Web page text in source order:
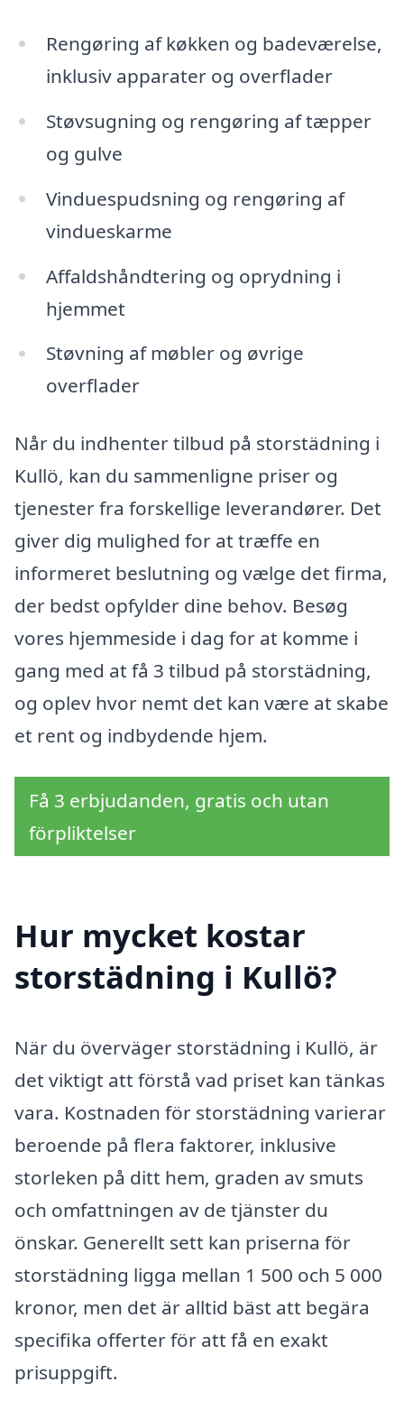
Rengøring af køkken og badeværelse,
inklusiv apparater og overflader
Støvsugning og rengøring af tæpper
og gulve
Vinduespudsning og rengøring af
vindueskarme
Affaldshåndtering og oprydning i
hjemmet
Støvning af møbler og øvrige
overflader
Når du indhenter tilbud på storstädning i
Kullö, kan du sammenligne priser og
tjenester fra forskellige leverandører. Det
giver dig mulighed for at træffe en
informeret beslutning og vælge det firma,
der bedst opfylder dine behov. Besøg
vores hjemmeside i dag for at komme i
gang med at få 3 tilbud på storstädning,
og oplev hvor nemt det kan være at skabe
et rent og indbydende hjem.
Få 3 erbjudanden, gratis och utan
förpliktelser
Hur mycket kostar
storstädning i Kullö?
När du överväger storstädning i Kullö, är
det viktigt att förstå vad priset kan tänkas
vara. Kostnaden för storstädning varierar
beroende på flera faktorer, inklusive
storleken på ditt hem, graden av smuts
och omfattningen av de tjänster du
önskar. Generellt sett kan priserna för
storstädning ligga mellan 1 500 och 5 000
kronor, men det är alltid bäst att begära
specifika offerter för att få en exakt
prisuppgift.